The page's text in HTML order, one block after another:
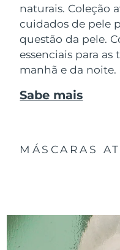
naturais. Coleção
cuidados de pele
questão da pele.
essenciais para as
manhã e da noite.
Sabe mais
MÁSCARAS